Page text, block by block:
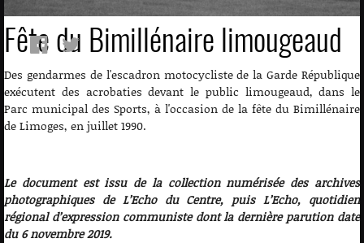
Fête du Bimillénaire limougeaud
Des gendarmes de l'escadron motocycliste de la Garde République
exécutent des acrobaties devant le public limougeaud, dans le
Parc municipal des Sports, à l'occasion de la fête du Bimillénaire
de Limoges, en juillet 1990.
Le document est issu de la collection numérisée des archives
photographiques de L’Echo du Centre, puis L’Echo, quotidien
régional d’expression communiste dont la dernière parution date
du 6 novembre 2019.